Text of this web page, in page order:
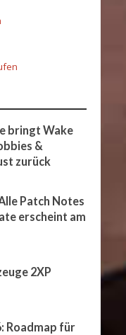
bringt Wake
&
zurück
Patch Notes
erscheint am
2XP
Roadmap für